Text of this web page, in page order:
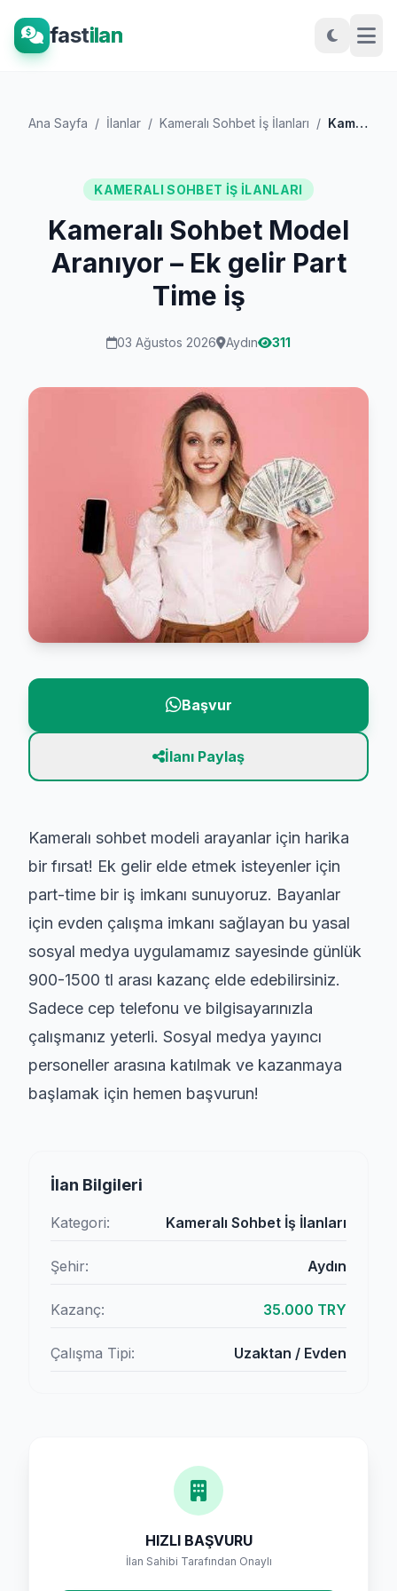
fastilan
Ana Sayfa / İlanlar / Kameralı Sohbet İş İlanları / Kameralı Sohbet Model Aranıyor – Ek geli...
KAMERALI SOHBET İŞ İLANLARI
Kameralı Sohbet Model
Aranıyor – Ek gelir Part
Time iş
03 Ağustos 2026 Aydın 311
Başvur
İlanı Paylaş
Kameralı sohbet modeli arayanlar için harika
bir fırsat! Ek gelir elde etmek isteyenler için
part-time bir iş imkanı sunuyoruz. Bayanlar
için evden çalışma imkanı sağlayan bu yasal
sosyal medya uygulamamız sayesinde günlük
900-1500 tl arası kazanç elde edebilirsiniz.
Sadece cep telefonu ve bilgisayarınızla
çalışmanız yeterli. Sosyal medya yayıncı
personeller arasına katılmak ve kazanmaya
başlamak için hemen başvurun!
İlan Bilgileri
Kategori: Kameralı Sohbet İş İlanları
Şehir: Aydın
Kazanç: 35.000 TRY
Çalışma Tipi: Uzaktan / Evden
HIZLI BAŞVURU
İlan Sahibi Tarafından Onaylı